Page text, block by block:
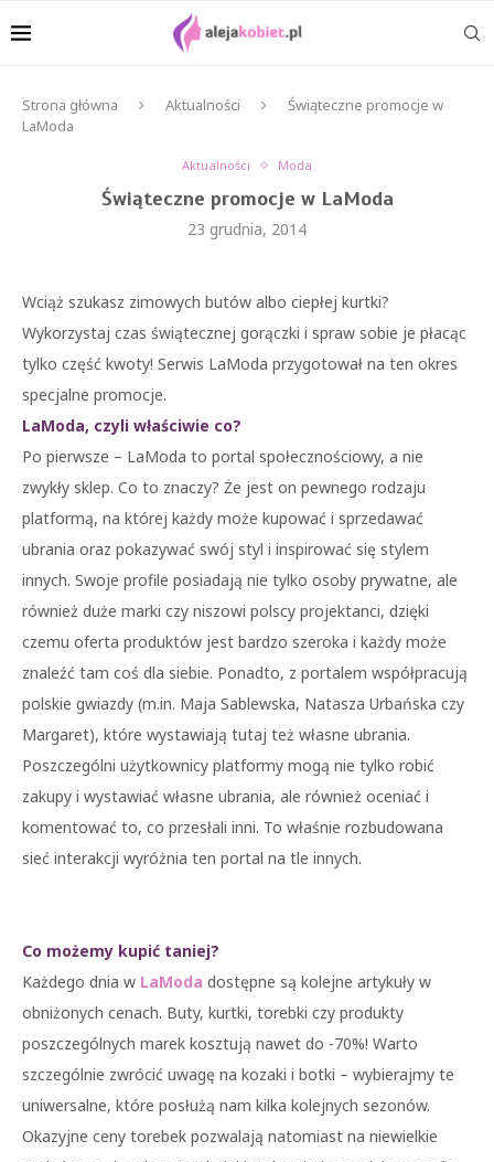
Strona główna Aktualności
Świąteczne promocje w
LaModa
Aktualności Moda
Świąteczne promocje w LaModa
23 grudnia, 2014
Wciąż szukasz zimowych butów albo ciepłej kurtki?
Wykorzystaj czas świątecznej gorączki i spraw sobie je płacąc
tylko część kwoty! Serwis LaModa przygotował na ten okres
specjalne promocje.
LaModa, czyli właściwie co?
Po pierwsze – LaModa to portal społecznościowy, a nie
zwykły sklep. Co to znaczy? Że jest on pewnego rodzaju
platformą, na której każdy może kupować i sprzedawać
ubrania oraz pokazywać swój styl i inspirować się stylem
innych. Swoje profile posiadają nie tylko osoby prywatne, ale
również duże marki czy niszowi polscy projektanci, dzięki
czemu oferta produktów jest bardzo szeroka i każdy może
znaleźć tam coś dla siebie. Ponadto, z portalem współpracują
polskie gwiazdy (m.in. Maja Sablewska, Natasza Urbańska czy
Margaret), które wystawiają tutaj też własne ubrania.
Poszczególni użytkownicy platformy mogą nie tylko robić
zakupy i wystawiać własne ubrania, ale również oceniać i
komentować to, co przesłali inni. To właśnie rozbudowana
sieć interakcji wyróżnia ten portal na tle innych.
Co możemy kupić taniej?
Każdego dnia w LaModa dostępne są kolejne artykuły w
obniżonych cenach. Buty, kurtki, torebki czy produkty
poszczególnych marek kosztują nawet do -70%! Warto
szczególnie zwrócić uwagę na kozaki i botki – wybierajmy te
uniwersalne, które posłużą nam kilka kolejnych sezonów.
Okazyjne ceny torebek pozwalają natomiast na niewielkie